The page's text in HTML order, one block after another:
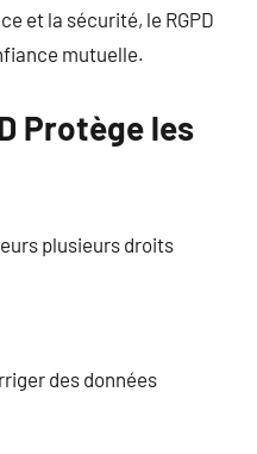
et la sécurité, le RGPD
mutuelle.
Protège les
plusieurs droits
des données